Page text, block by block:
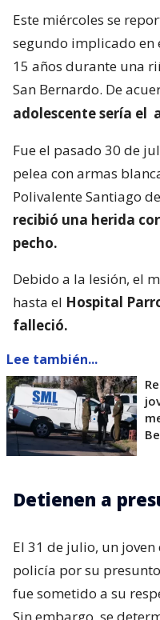
Este miércoles se
segundo implicado en
15 años durante una
San Bernardo. De
adolescente sería el
Fue el pasado 30 de
pelea con armas
Polivalente Santiago
recibió una herida
pecho.
Debido a la lesión, el
hasta el Hospital
falleció.
Lee también...
Detienen a
El 31 de julio, un joven
policía por su
fue sometido a su